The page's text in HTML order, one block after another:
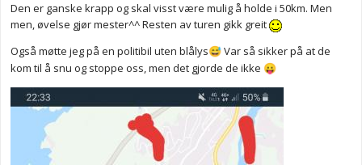
Den er ganske krapp og skal visst være mulig å holde i 50km. Men
men, øvelse gjør mester^^ Resten av turen gikk greit
Også møtte jeg på en politibil uten blålys😅 Var så sikker på at de
kom til å snu og stoppe oss, men det gjorde de ikke 😛